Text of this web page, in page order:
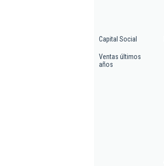
Capital Social
Ventas últimos
años